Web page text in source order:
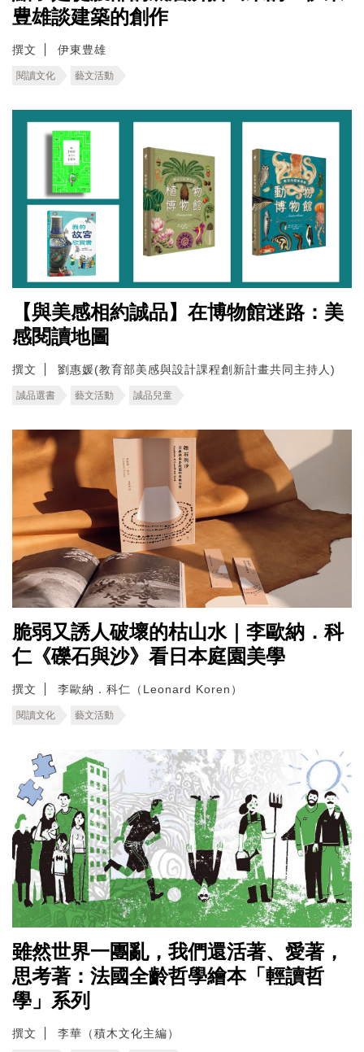
豊雄談建築的創作
撰文 伊東豊雄
閱讀文化 藝文活動
【與美感相約誠品】在博物館迷路：美
感閱讀地圖
撰文 劉惠媛(教育部美感與設計課程創新計畫共同主持人)
誠品選書 藝文活動 誠品兒童
脆弱又誘人破壞的枯山水｜李歐納．科
仁《礫石與沙》看日本庭園美學
撰文 李歐納．科仁（Leonard Koren）
閱讀文化 藝文活動
雖然世界一團亂，我們還活著、愛著，
思考著：法國全齡哲學繪本「輕讀哲
學」系列
撰文 李華（積木文化主編）